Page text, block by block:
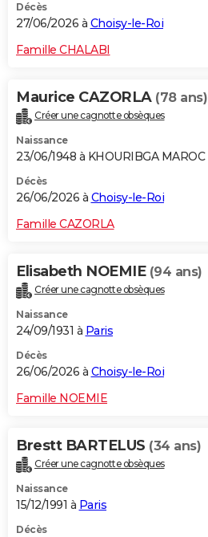
Décès
27/06/2026 à Choisy-le-Roi
Famille CHALABI
Maurice CAZORLA (78 ans)
Créer une cagnotte obsèques
Naissance
23/06/1948 à KHOURIBGA MAROC
Décès
26/06/2026 à Choisy-le-Roi
Famille CAZORLA
Elisabeth NOEMIE (94 ans)
Créer une cagnotte obsèques
Naissance
24/09/1931 à Paris
Décès
26/06/2026 à Choisy-le-Roi
Famille NOEMIE
Brestt BARTELUS (34 ans)
Créer une cagnotte obsèques
Naissance
15/12/1991 à Paris
Décès